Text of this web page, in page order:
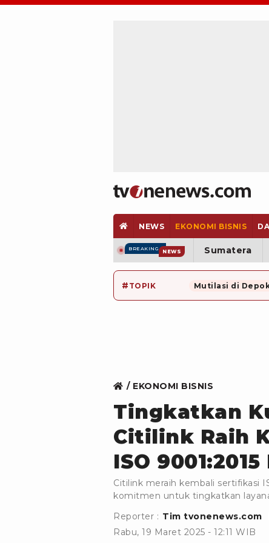
NEWS EKONOMI BISNIS
BREAKING NEWS Sumatera
# TOPIK Mutilasi di
EKONOMI BISNIS
Tingkatkan
Citilink Raih
ISO
Citilink meraih kembali sertifikasi
komitmen untuk tingkatkan
Reporter : Tim tvonenews.com
Rabu, 19 Maret 2025 - 12:11 WIB